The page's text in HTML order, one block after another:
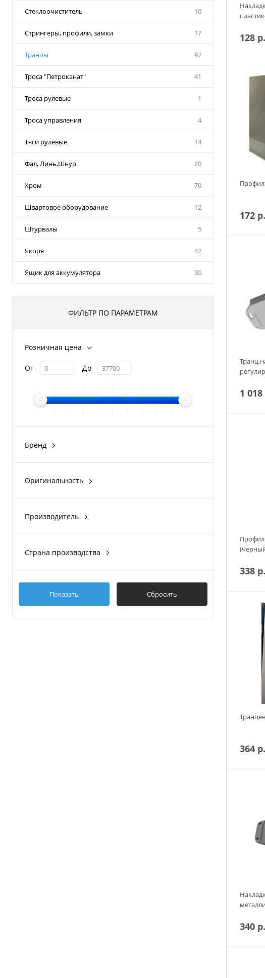
Стеклоочиститель 10
Стрингеры, профили, замки 17
Транцы 97
Троса "Петроканат" 41
Троса рулевые 1
Троса управления 4
Тяги рулевые 14
Фал, Линь,Шнур 20
Хром 70
Швартовое оборудование 12
Штурвалы 5
Якоря 42
Ящик для аккумулятора 30
ФИЛЬТР ПО ПАРАМЕТРАМ
Розничная цена
От До
Бренд
Рыболовная Академия
Оригинальность
Производитель
Адмирал
Boatplastic
Страна производства
Показать Сбросить
128 р.
172 р.
1 018
338 р.
364 р.
340 р.